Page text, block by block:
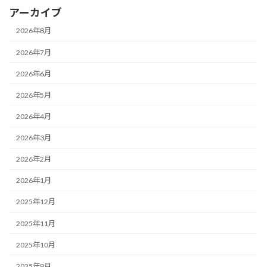
アーカイブ
2026年8月
2026年7月
2026年6月
2026年5月
2026年4月
2026年3月
2026年2月
2026年1月
2025年12月
2025年11月
2025年10月